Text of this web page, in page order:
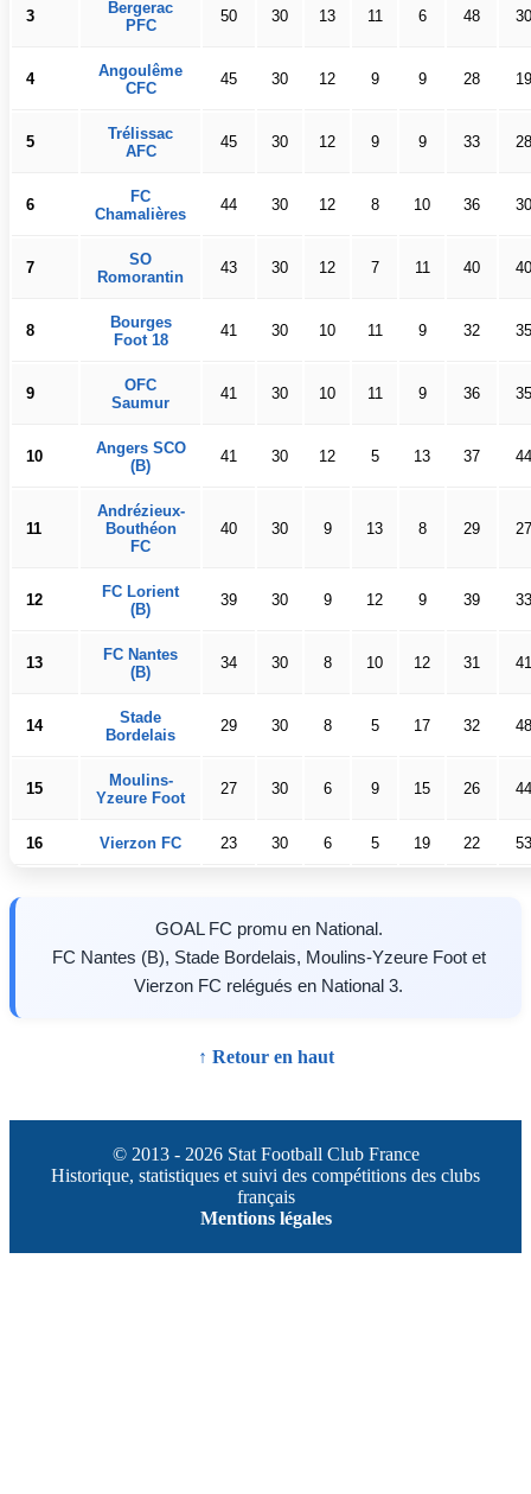
3
Bergerac
PFC
50 30 13 11 6 48 30
4
Angoulême
CFC
45 30 12 9 9 28 19
5
Trélissac
AFC
45 30 12 9 9 33 28
6
FC
Chamalières
44 30 12 8 10 36 30
7
SO
Romorantin
43 30 12 7 11 40 40
8
Bourges
Foot 18
41 30 10 11 9 32 35
9
OFC
Saumur
41 30 10 11 9 36 35
10
Angers SCO
(B)
41 30 12 5 13 37 44
11
Andrézieux-
Bouthéon
FC
40 30 9 13 8 29 27
12
FC Lorient
(B)
39 30 9 12 9 39 33
13
FC Nantes
(B)
34 30 8 10 12 31 41
14
Stade
Bordelais
29 30 8 5 17 32 48
15
Moulins-
Yzeure Foot
27 30 6 9 15 26 44
16 Vierzon FC 23 30 6 5 19 22 53
GOAL FC promu en National.
FC Nantes (B), Stade Bordelais, Moulins-Yzeure Foot et
Vierzon FC relégués en National 3.
↑ Retour en haut
© 2013 - 2026 Stat Football Club France
Historique, statistiques et suivi des compétitions des clubs
français
Mentions légales